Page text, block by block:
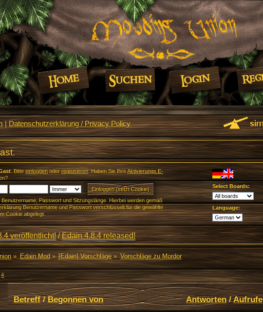
|Datenschutzerklärung / Privacy Policy
. Bitte einloggenoderregistrieren. Haben Sie IhreAktivierungs E-
Benutzername, Passwort und Sitzungslänge. Hierbei werden gemäß
Benutzername und Passwort verschlüsselt für die gewählte
Cookie abgelegt.
Select Boards:
Language:
veröffentlicht!/Edain 4.8.4 released!
» Edain Mod» [Edain] Vorschläge» Vorschläge zu Mordor
4
Betreff/Begonnen von Antworten/Aufrufe